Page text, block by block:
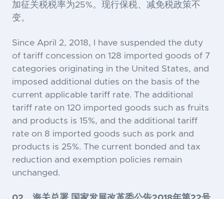
加征关税税率为25%。现行保税、减免税政策不
变。
Since April 2, 2018, I have suspended the duty
of tariff concession on 128 imported goods of 7
categories originating in the United States, and
imposed additional duties on the basis of the
current applicable tariff rate. The additional
tariff rate on 120 imported goods such as fruits
and products is 15%, and the additional tariff
rate on 8 imported goods such as pork and
products is 25%. The current bonded and tax
reduction and exemption policies remain
unchanged.